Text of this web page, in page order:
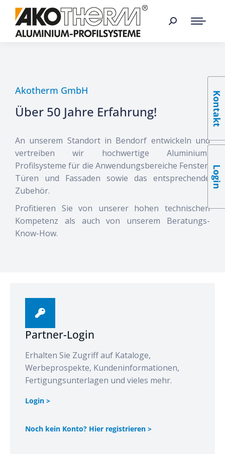
Akotherm GmbH
Über 50 Jahre Erfahrung!
An unserem Standort in Bendorf entwickeln und
vertreiben wir hochwertige Aluminium-
Profilsysteme für die Anwendungsbereiche Fenster,
Türen und Fassaden sowie das entsprechende
Zubehör.
Profitieren Sie von unserer hohen technischen
Kompetenz als auch von unserem Beratungs-
Know-How.
Partner-Login
Erhalten Sie Zugriff auf Kataloge,
Werbeprospekte, Kundeninformationen,
Fertigungsunterlagen und vieles mehr.
Login >
Noch kein Konto? Hier registrieren >
Kontakt
Login